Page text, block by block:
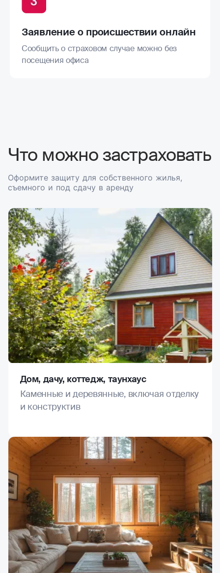
Заявление о происшествии онлайн
Сообщить о страховом случае можно без
посещения офиса
Что можно застраховать
Оформите защиту для собственного жилья,
съемного и под сдачу в аренду
Дом, дачу, коттедж, таунхаус
Каменные и деревянные, включая отделку
и конструктив